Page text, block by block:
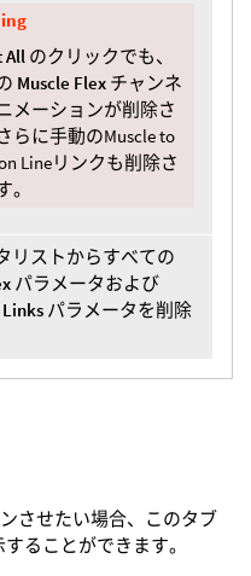
All のクリックでも、
Muscle Flex チャンネ
メーションが削除さ
らに手動のMuscle to
Lineリンクも削除さ
。
リストからすべての
パラメータおよび
パラメータを削除
させたい場合、このタブ
ることができます。